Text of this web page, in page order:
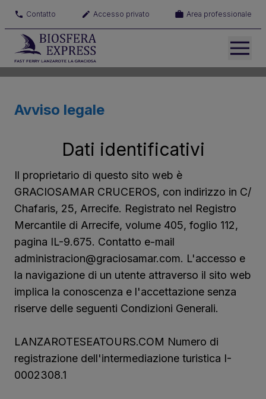
Contatto Accesso privato Area professionale
Avviso legale
Dati identificativi
Il proprietario di questo sito web è
GRACIOSAMAR CRUCEROS, con indirizzo in C/
Chafaris, 25, Arrecife. Registrato nel Registro
Mercantile di Arrecife, volume 405, foglio 112,
pagina IL-9.675. Contatto e-mail
administracion@graciosamar.com. L'accesso e
la navigazione di un utente attraverso il sito web
implica la conoscenza e l'accettazione senza
riserve delle seguenti Condizioni Generali.
LANZAROTESEATOURS.COM Numero di
registrazione dell'intermediazione turistica I-
0002308.1